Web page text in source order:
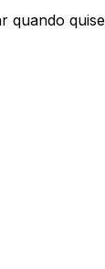
quando